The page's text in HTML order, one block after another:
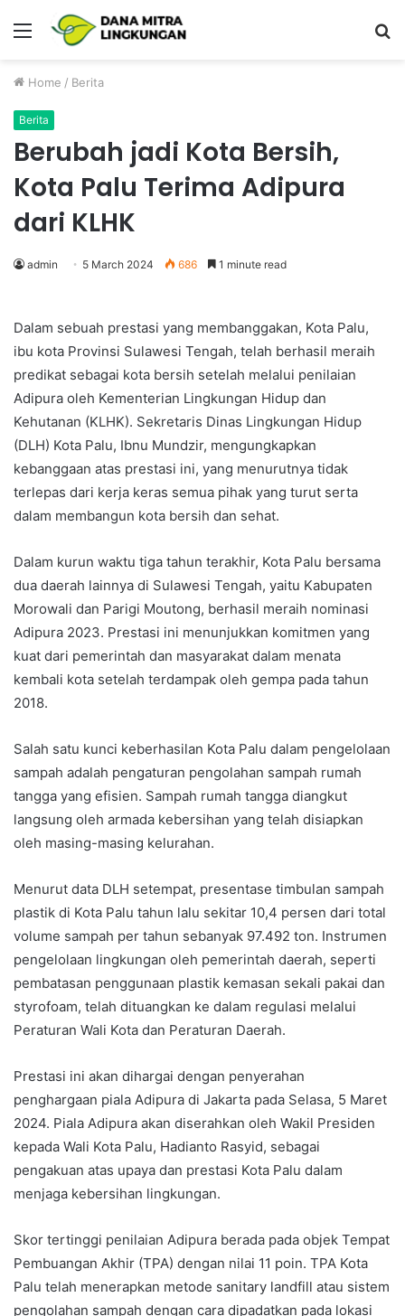
Menu
Home / Berita
Berita
Berubah jadi Kota Bersih,
Kota Palu Terima Adipura
dari KLHK
admin 5 March 2024 686 1 minute read
Dalam sebuah prestasi yang membanggakan, Kota Palu,
ibu kota Provinsi Sulawesi Tengah, telah berhasil meraih
predikat sebagai kota bersih setelah melalui penilaian
Adipura oleh Kementerian Lingkungan Hidup dan
Kehutanan (KLHK). Sekretaris Dinas Lingkungan Hidup
(DLH) Kota Palu, Ibnu Mundzir, mengungkapkan
kebanggaan atas prestasi ini, yang menurutnya tidak
terlepas dari kerja keras semua pihak yang turut serta
dalam membangun kota bersih dan sehat.
Dalam kurun waktu tiga tahun terakhir, Kota Palu bersama
dua daerah lainnya di Sulawesi Tengah, yaitu Kabupaten
Morowali dan Parigi Moutong, berhasil meraih nominasi
Adipura 2023. Prestasi ini menunjukkan komitmen yang
kuat dari pemerintah dan masyarakat dalam menata
kembali kota setelah terdampak oleh gempa pada tahun
2018.
Salah satu kunci keberhasilan Kota Palu dalam pengelolaan
sampah adalah pengaturan pengolahan sampah rumah
tangga yang efisien. Sampah rumah tangga diangkut
langsung oleh armada kebersihan yang telah disiapkan
oleh masing-masing kelurahan.
Menurut data DLH setempat, presentase timbulan sampah
plastik di Kota Palu tahun lalu sekitar 10,4 persen dari total
volume sampah per tahun sebanyak 97.492 ton. Instrumen
pengelolaan lingkungan oleh pemerintah daerah, seperti
pembatasan penggunaan plastik kemasan sekali pakai dan
styrofoam, telah dituangkan ke dalam regulasi melalui
Peraturan Wali Kota dan Peraturan Daerah.
Prestasi ini akan dihargai dengan penyerahan
penghargaan piala Adipura di Jakarta pada Selasa, 5 Maret
2024. Piala Adipura akan diserahkan oleh Wakil Presiden
kepada Wali Kota Palu, Hadianto Rasyid, sebagai
pengakuan atas upaya dan prestasi Kota Palu dalam
menjaga kebersihan lingkungan.
Skor tertinggi penilaian Adipura berada pada objek Tempat
Pembuangan Akhir (TPA) dengan nilai 11 poin. TPA Kota
Palu telah menerapkan metode sanitary landfill atau sistem
pengolahan sampah dengan cara dipadatkan pada lokasi